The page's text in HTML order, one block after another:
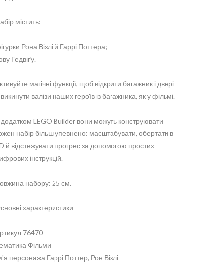
містить:
Рона Візлі й Гаррі Поттера;
Гедвіґу.
магічні функції, щоб відкрити багажник і двері
валізи наших героїв із багажника, як у фільмі.
LEGO Builder вони можуть конструювати
набір більш упевнено: масштабувати, обертати в
й відстежувати прогрес за допомогою простих
інструкцій.
набору: 25 см.
характеристики
76470
Фільми
персонажа Гаррі Поттер, Рон Візлі